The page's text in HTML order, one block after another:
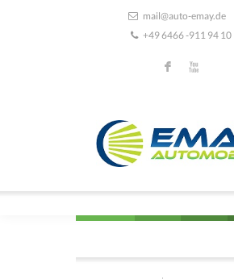
mail@auto-emay.de
+49 6466 -911 94 10
F X